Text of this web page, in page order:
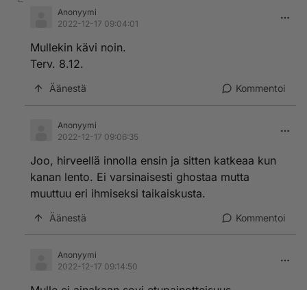
Anonyymi
2022-12-17 09:04:01
Mullekin kävi noin.
Terv. 8.12.
Äänestä Kommentoi
Anonyymi
2022-12-17 09:06:35
Joo, hirveellä innolla ensin ja sitten katkeaa kun
kanan lento. Ei varsinaisesti ghostaa mutta
muuttuu eri ihmiseksi taikaiskusta.
Äänestä Kommentoi
Anonyymi
2022-12-17 09:14:50